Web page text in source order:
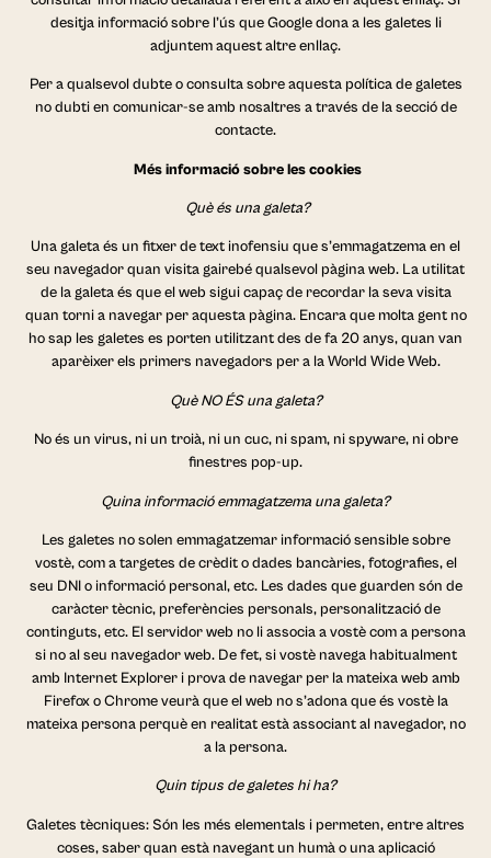
desitja informació sobre l’ús que Google dona a les galetes li
adjuntem aquest altre enllaç.
Per a qualsevol dubte o consulta sobre aquesta política de galetes
no dubti en comunicar-se amb nosaltres a través de la secció de
contacte.
Més informació sobre les cookies
Què és una galeta?
Una galeta és un fitxer de text inofensiu que s’emmagatzema en el
seu navegador quan visita gairebé qualsevol pàgina web. La utilitat
de la galeta és que el web sigui capaç de recordar la seva visita
quan torni a navegar per aquesta pàgina. Encara que molta gent no
ho sap les galetes es porten utilitzant des de fa 20 anys, quan van
aparèixer els primers navegadors per a la World Wide Web.
Què NO ÉS una galeta?
No és un virus, ni un troià, ni un cuc, ni spam, ni spyware, ni obre
finestres pop-up.
Quina informació emmagatzema una galeta?
Les galetes no solen emmagatzemar informació sensible sobre
vostè, com a targetes de crèdit o dades bancàries, fotografies, el
seu DNI o informació personal, etc. Les dades que guarden són de
caràcter tècnic, preferències personals, personalització de
continguts, etc. El servidor web no li associa a vostè com a persona
si no al seu navegador web. De fet, si vostè navega habitualment
amb Internet Explorer i prova de navegar per la mateixa web amb
Firefox o Chrome veurà que el web no s’adona que és vostè la
mateixa persona perquè en realitat està associant al navegador, no
a la persona.
Quin tipus de galetes hi ha?
Galetes tècniques: Són les més elementals i permeten, entre altres
coses, saber quan està navegant un humà o una aplicació